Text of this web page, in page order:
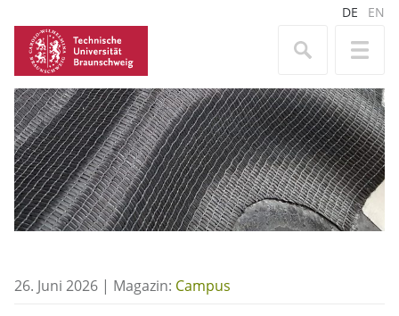
DE EN
26. Juni 2026 | Magazin: Campus